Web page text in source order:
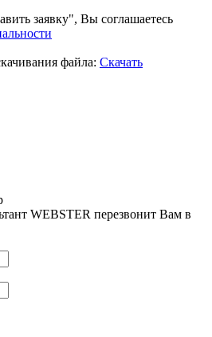
заявку", Вы соглашаетесь
файла: Скачать
WEBSTER перезвонит Вам в